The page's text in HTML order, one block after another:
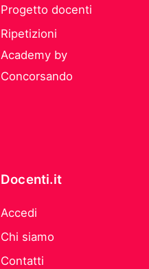
Progetto docenti
Ripetizioni
Academy by
Concorsando
Docenti.it
Accedi
Chi siamo
Contatti